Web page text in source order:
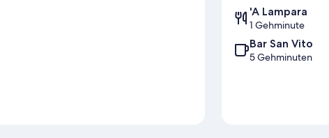
'A Lampara
1 Gehminute
Bar San Vito
5 Gehminuten